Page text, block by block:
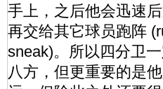
手上，之后他会迅速
再交给其它球员跑阵
sneak)。所以四分卫
八方，但更重要的是